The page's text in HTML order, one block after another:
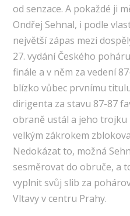
od senzace. A pokaždé ji
Ondřej Sehnal, i podle
největší zápas mezi
27. vydání Českého
finále a v něm za vedení
blízko vůbec prvnímu
dirigenta za stavu 87-87
obraně ustál a jeho trojku
velkým zákrokem
Nedokázat to, možná
sesměrovat do obruče, a
vyplnit svůj slib za
Vltavy v centru Prahy.